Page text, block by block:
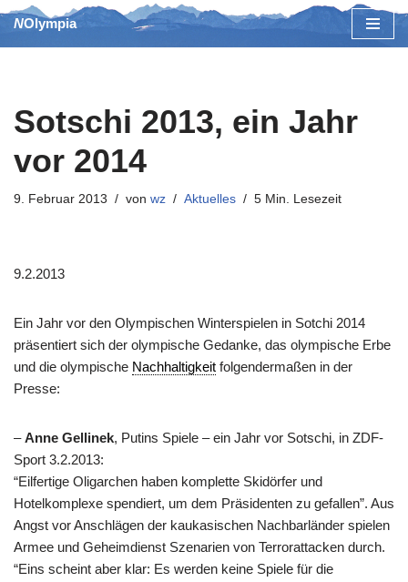
Zum
NOlympia
Sotschi 2013, ein Jahr
vor 2014
9. Februar 2013 von wz Aktuelles 5 Min. Lesezeit
9.2.2013
Ein Jahr vor den Olympischen Winterspielen in Sotchi 2014
präsentiert sich der olympische Gedanke, das olympische Erbe
und die olympische Nachhaltigkeit folgendermaßen in der
Presse:
–Anne Gellinek, Putins Spiele – ein Jahr vor Sotschi, in ZDF-
Sport 3.2.2013:
“Eilfertige Oligarchen haben komplette Skidörfer und
Hotelkomplexe spendiert, um dem Präsidenten zu gefallen”. Aus
Angst vor Anschlägen der kaukasischen Nachbarländer spielen
Armee und Geheimdienst Szenarien von Terrorattacken durch.
“Eins scheint aber klar: Es werden keine Spiele für die